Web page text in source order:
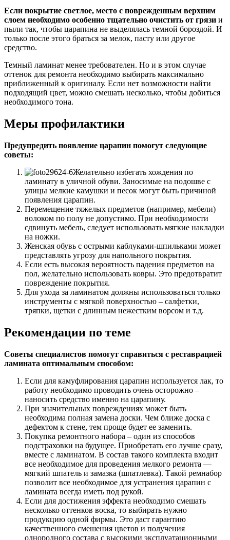
Если покрытие светлое, место с поврежденным верхним
слоем необходимо особенно тщательно очистить от грязи и
пыли так, чтобы царапина не выделялась темной бороздой. И
только после этого браться за мелок, пасту или другое
средство.
Темный ламинат менее требователен. Но и в этом случае
оттенок для ремонта необходимо выбирать максимально
приближенный к оригиналу. Если нет возможности найти
подходящий цвет, можно смешать несколько, чтобы добиться
необходимого тона.
Меры профилактики
Предупредить появление царапин помогут следующие
советы:
Желательно избегать хождения по
ламинату в уличной обуви. Заносимые на подошве с
улицы мелкие камушки и песок могут быть причиной
появления царапин.
Перемещение тяжелых предметов (например, мебели)
волоком по полу не допустимо. При необходимости
сдвинуть мебель, следует использовать мягкие накладки
на ножки.
Женская обувь с острыми каблуками-шпильками может
представлять угрозу для напольного покрытия.
Если есть высокая вероятность падения предметов на
пол, желательно использовать ковры. Это предотвратит
повреждение покрытия.
Для ухода за ламинатом должны использоваться только
инструменты с мягкой поверхностью – салфетки,
тряпки, щетки с длинным нежестким ворсом и т.д.
Рекомендации по теме
Советы специалистов помогут справиться с реставрацией
ламината оптимальным способом:
Если для камуфлирования царапин используется лак, то
работу необходимо проводить очень осторожно –
наносить средство именно на царапину.
При значительных повреждениях может быть
необходима полная замена доски. Чем ближе доска с
дефектом к стене, тем проще будет ее заменить.
Покупка ремонтного набора – один из способов
подстраховки на будущее. Приобретать его лучше сразу,
вместе с ламинатом. В состав такого комплекта входит
все необходимое для проведения мелкого ремонта —
мягкий шпатель и замазка (шпатлевка). Такой ремнабор
позволит все необходимое для устранения царапин с
ламината всегда иметь под рукой.
Если для достижения эффекта необходимо смешать
несколько оттенков воска, то выбирать нужно
продукцию одной фирмы. Это даст гарантию
качественного смешения цветов и получения
однородного состава с высокими эксплуатационными